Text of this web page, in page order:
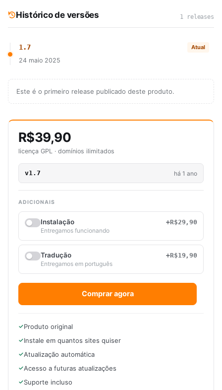
Histórico de versões 1 releases
1.7 Atual
24 maio 2025
Este é o primeiro release publicado deste produto.
R$39,90
licença GPL · domínios ilimitados
v1.7 há 1 ano
ADICIONAIS
Instalação
+R$29,90
Entregamos funcionando
Tradução
+R$19,90
Entregamos em português
Comprar agora
Produto original
Instale em quantos sites quiser
Atualização automática
Acesso a futuras atualizações
Suporte incluso